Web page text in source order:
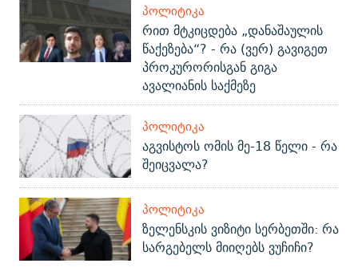
ᲞᲝᲚᲘᲢᲘᲙᲐ
რით მტკიცდება „დანაშაულის
წაქეზება“? - რა (ვერ) გავიგეთ
პროკურორისგან გიგა
ავალიანის საქმეზე
ᲞᲝᲚᲘᲢᲘᲙᲐ
აგვისტოს ომის მე-18 წელი - რა
შეიცვალა?
ᲞᲝᲚᲘᲢᲘᲙᲐ
ზელენსკის ვიზიტი სერბეთში: რა
სარგებელს მიიღებს ვუჩიჩი?